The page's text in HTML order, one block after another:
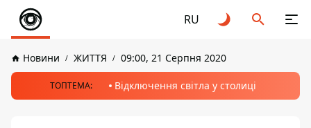
RU
Новини ЖИТТЯ 09:00, 21 Серпня 2020
ТОПТЕМА: Відключення світла у столиці